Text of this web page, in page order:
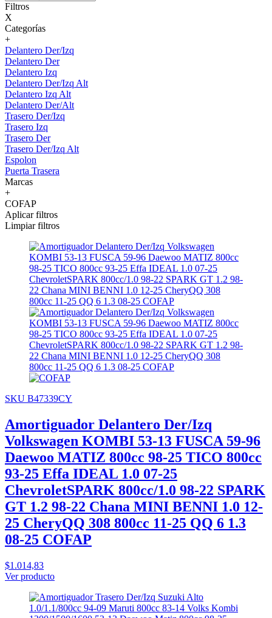
Filtros
X
Categorías
+
Delantero Der/Izq
Delantero Der
Delantero Izq
Delantero Der/Izq Alt
Delantero Izq Alt
Delantero Der/Alt
Trasero Der/Izq
Trasero Izq
Trasero Der
Trasero Der/Izq Alt
Espolon
Puerta Trasera
Marcas
+
COFAP
Aplicar filtros
Limpiar filtros
SKU B47339CY
Amortiguador Delantero Der/Izq
Volkswagen KOMBI 53-13 FUSCA 59-96
Daewoo MATIZ 800cc 98-25 TICO 800cc
93-25 Effa IDEAL 1.0 07-25
ChevroletSPARK 800cc/1.0 98-22 SPARK
GT 1.2 98-22 Chana MINI BENNI 1.0 12-
25 CheryQQ 308 800cc 11-25 QQ 6 1.3
08-25 COFAP
$1.014,83
Ver producto